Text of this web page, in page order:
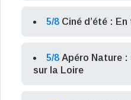
5/8 Ciné d’été :
5/8 Apéro Nature :
sur la Loire